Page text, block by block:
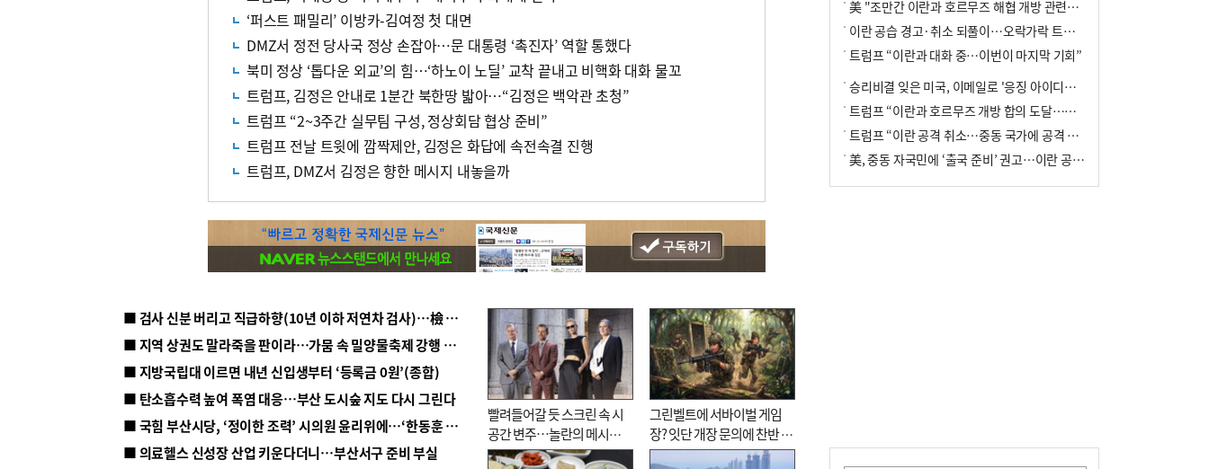
‘퍼스트 패밀리’ 이방카-김여정 첫 대면
DMZ서 정전 당사국 정상 손잡아…문 대통령 ‘촉진자’ 역할 통했다
북미 정상 ‘톱다운 외교’의 힘…‘하노이 노딜’ 교착 끝내고 비핵화 대화 물꼬
트럼프, 김정은 안내로 1분간 북한땅 밟아…“김정은 백악관 초청”
트럼프 “2~3주간 실무팀 구성, 정상회담 협상 준비”
트럼프 전날 트윗에 깜짝제안, 김정은 화답에 속전속결 진행
트럼프, DMZ서 김정은 향한 메시지 내놓을까
■ 검사 신분 버리고 직급하향(10년 이하 저연차 검사)…檢 중수청행 기피
■ 지역 상권도 말라죽을 판이라…가뭄 속 밀양물축제 강행 논란
■ 지방국립대 이르면 내년 신입생부터 ‘등록금 0원’(종합)
■ 탄소흡수력 높여 폭염 대응…부산 도시숲 지도 다시 그린다
■ 국힘 부산시당, ‘정이한 조력’ 시의원 윤리위에…‘한동훈 지지’도 신고접수
■ 의료헬스 신성장 산업 키운다더니…부산서구 준비 부실
빨려들어갈 듯 스크린 속 시
공간 변주…놀란의 메시지
는 ‘전쟁 속죄’
그린벨트에 서바이벌 게임
장? 잇단 개장 문의에 찬반 논
쟁
美 "조만간 이란과 호르무즈 해협 개방 관련된 합의 이뤄질 것"
이란 공습 경고·취소 되풀이…오락가락 트럼프 비꼰 ‘타코’
트럼프 “이란과 대화 중…이번이 마지막 기회”
승리비결 잊은 미국, 이메일로 '응징 아이디어' 구걸
트럼프 “이란과 호르무즈 개방 합의 도달…내일 대화”
트럼프 “이란 공격 취소…중동 국가에 공격 보류 요청 받아”
美, 중동 자국민에 ‘출국 준비’ 권고…이란 공습 임박설에 긴장 고조